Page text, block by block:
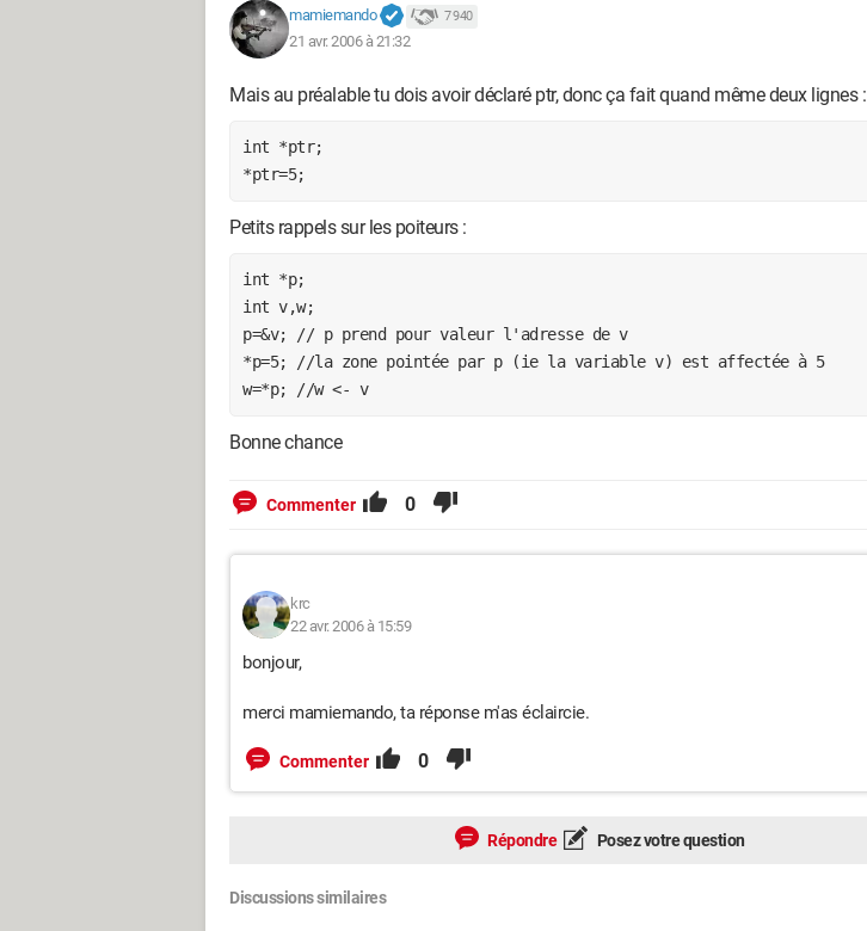
mamiemando 7 940
21 avr. 2006 à 21:32
Mais au préalable tu dois avoir déclaré ptr, donc ça fait quand même deux lignes :
int *ptr;
*ptr=5;
Petits rappels sur les poiteurs :
int *p;
int v,w;
p=&v; // p prend pour valeur l'adresse de v
*p=5; //la zone pointée par p (ie la variable v) est affectée à 5
Bonne chance
Commenter 0
krc
22 avr. 2006 à 15:59
bonjour,
merci mamiemando, ta réponse m'as éclaircie.
Commenter 0
Répondre Posez votre question
Discussions similaires